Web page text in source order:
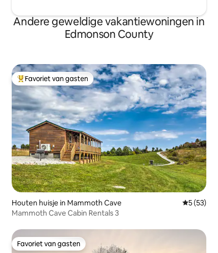
Andere geweldige vakantiewoningen in
Edmonson County
Topfavoriet van gasten
Favoriet van gasten
Houten huisje in Mammoth Cave
5 (53)
Mammoth Cave Cabin Rentals 3
Favoriet van gasten
Favoriet van gasten